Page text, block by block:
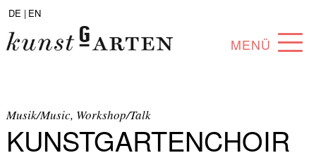
DE | EN
MENÜ
ABOUT
COLLECTION
Musik/Music, Workshop/Talk
KUNSTGARTENCHOIR